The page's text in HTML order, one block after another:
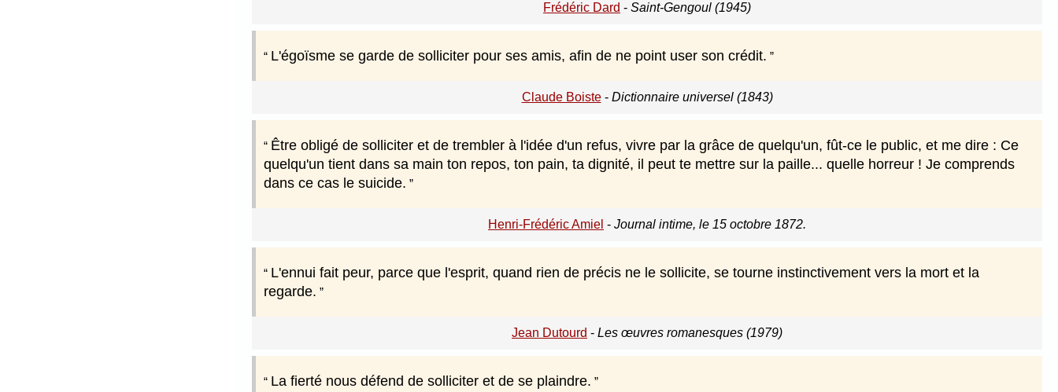
Frédéric Dard - Saint-Gengoul (1945)
L'égoïsme se garde de solliciter pour ses amis, afin de ne point user son crédit.
Claude Boiste- Dictionnaire universel (1843)
Être obligé de solliciter et de trembler à l'idée d'un refus, vivre par la grâce de quelqu'un, fût-ce le public, et me dire : Ce
quelqu'un tient dans sa main ton repos, ton pain, ta dignité, il peut te mettre sur la paille... quelle horreur ! Je comprends
dans ce cas le suicide.
Henri-Frédéric Amiel - Journal intime, le 15 octobre 1872.
L'ennui fait peur, parce que l'esprit, quand rien de précis ne le sollicite, se tourne instinctivement vers la mort et la
regarde.
Jean Dutourd - Les œuvres romanesques (1979)
La fierté nous défend de solliciter et de se plaindre.